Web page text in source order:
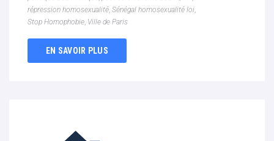
répression homosexualité, Sénégal homosexualité loi,
Stop Homophobie, Ville de Paris
EN SAVOIR PLUS